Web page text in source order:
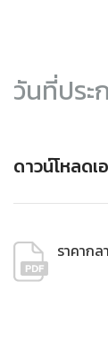
วันที่ประ
ดาวน์โหลดเ
ราคากล